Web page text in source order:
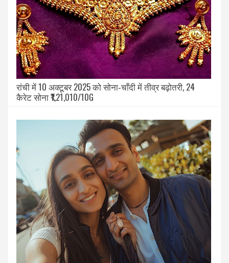
रांची में 10 अक्टूबर 2025 को सोना‑चाँदी में तीव्र बढ़ोतरी, 24
कैरेट सोना ₹1,21,010/10G